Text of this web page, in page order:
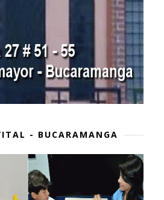
- BUCARAMANGA